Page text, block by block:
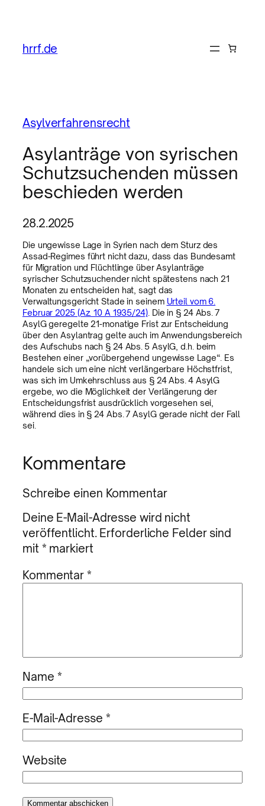
hrrf.de
Asylverfahrensrecht
Asylanträge von syrischen
Schutzsuchenden müssen
beschieden werden
28.2.2025
Die ungewisse Lage in Syrien nach dem Sturz des
Assad-Regimes führt nicht dazu, dass das Bundesamt
für Migration und Flüchtlinge über Asylanträge
syrischer Schutzsuchender nicht spätestens nach 21
Monaten zu entscheiden hat, sagt das
Verwaltungsgericht Stade in seinem Urteil vom 6.
Februar 2025 (Az. 10 A 1935/24). Die in § 24 Abs. 7
AsylG geregelte 21-monatige Frist zur Entscheidung
über den Asylantrag gelte auch im Anwendungsbereich
des Aufschubs nach § 24 Abs. 5 AsylG, d.h. beim
Bestehen einer „vorübergehend ungewisse Lage“. Es
handele sich um eine nicht verlängerbare Höchstfrist,
was sich im Umkehrschluss aus § 24 Abs. 4 AsylG
ergebe, wo die Möglichkeit der Verlängerung der
Entscheidungsfrist ausdrücklich vorgesehen sei,
während dies in § 24 Abs. 7 AsylG gerade nicht der Fall
sei.
Kommentare
Schreibe einen Kommentar
Deine E-Mail-Adresse wird nicht
veröffentlicht. Erforderliche Felder sind
mit * markiert
Kommentar*
Name *
E-Mail-Adresse *
Website